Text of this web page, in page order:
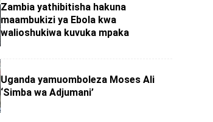
Zambia yathibitisha hakuna
maambukizi ya Ebola kwa
walioshukiwa kuvuka mpaka
Uganda yamuomboleza Moses Ali
‘Simba wa Adjumani’